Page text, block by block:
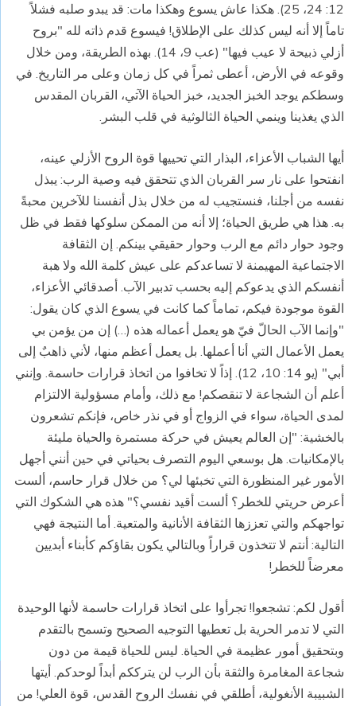
12: 24، 25). هكذا عاش يسوع وهكذا مات: قد يبدو صلبه فشلاً
تاماً إلا أنه ليس كذلك على الإطلاق! فيسوع قدم ذاته لله "بروح
أزلي ذبيحة لا عيب فيها" (عب 9، 14). بهذه الطريقة، ومن خلال
وقوعه في الأرض، أعطى ثمراً في كل زمان وعلى مر التاريخ. في
وسطكم يوجد الخبز الجديد، خبز الحياة الآتي، القربان المقدس
الذي يغذينا وينمي الحياة الثالوثية في قلب البشر.
أيها الشباب الأعزاء، البذار التي تحييها قوة الروح الأزلي عينه،
انفتحوا على نار سر القربان الذي تتحقق فيه وصية الرب: يبذل
نفسه من أجلنا، فنستجيب له من خلال بذل أنفسنا للآخرين محبةً
به. هذا هي طريق الحياة؛ إلا أنه من الممكن سلوكها فقط في ظل
وجود حوار دائم مع الرب وحوار حقيقي بينكم. إن الثقافة
الاجتماعية المهيمنة لا تساعدكم على عيش كلمة الله ولا هبة
أنفسكم الذي يدعوكم إليه بحسب تدبير الآب. أصدقائي الأعزاء،
القوة موجودة فيكم، تماماً كما كانت في يسوع الذي كان يقول:
"وإنما الآب الحالّ فيّ هو يعمل أعماله هذه (…) إن من يؤمن بي
يعمل الأعمال التي أنا أعملها. بل يعمل أعظم منها، لأني ذاهبٌ إلى
أبي" (يو 14: 10، 12). إذاً لا تخافوا من اتخاذ قرارات حاسمة. وإنني
أعلم أن الشجاعة لا تنقصكم! مع ذلك، وأمام مسؤولية الالتزام
لمدى الحياة، سواء في الزواج أو في نذر خاص، فإنكم تشعرون
بالخشية: "إن العالم يعيش في حركة مستمرة والحياة مليئة
بالإمكانيات. هل بوسعي اليوم التصرف بحياتي في حين أنني أجهل
الأمور غير المنظورة التي تخبئها لي؟ من خلال قرار حاسم، ألست
أعرض حريتي للخطر؟ ألست أقيد نفسي؟" هذه هي الشكوك التي
تواجهكم والتي تعززها الثقافة الأنانية والمتعية. أما النتيجة فهي
التالية: أنتم لا تتخذون قراراً وبالتالي يكون بقاؤكم كأبناء أبديين
معرضاً للخطر!
أقول لكم: تشجعوا! تجرأوا على اتخاذ قرارات حاسمة لأنها الوحيدة
التي لا تدمر الحرية بل تعطيها التوجيه الصحيح وتسمح بالتقدم
وبتحقيق أمور عظيمة في الحياة. ليس للحياة قيمة من دون
شجاعة المغامرة والثقة بأن الرب لن يترككم أبداً لوحدكم. أيتها
الشبيبة الأنغولية، أطلقي في نفسك الروح القدس، قوة العلي! من